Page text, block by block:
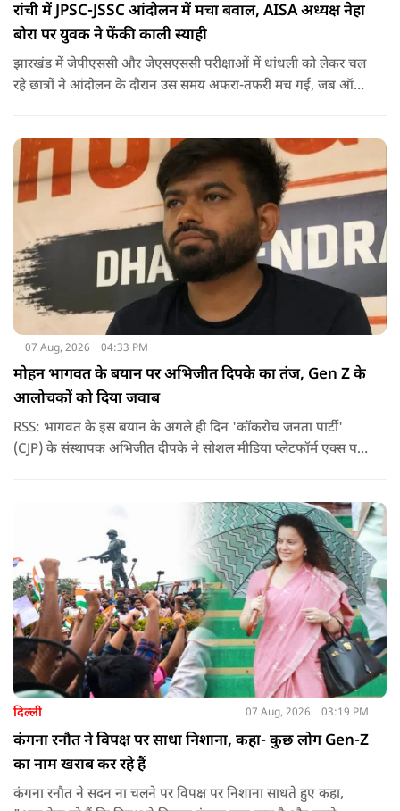
रांची में JPSC-JSSC आंदोलन में मचा बवाल, AISA अध्यक्ष नेहा
बोरा पर युवक ने फेंकी काली स्याही
झारखंड में जेपीएससी और जेएसएससी परीक्षाओं में धांधली को लेकर चल
रहे छात्रों ने आंदोलन के दौरान उस समय अफरा-तफरी मच गई, जब ऑल
07 Aug, 2026 04:33 PM
मोहन भागवत के बयान पर अभिजीत दिपके का तंज, Gen Z के
आलोचकों को दिया जवाब
RSS: भागवत के इस बयान के अगले ही दिन 'कॉकरोच जनता पार्टी'
(CJP) के संस्थापक अभिजीत दीपके ने सोशल मीडिया प्लेटफॉर्म एक्स पर
दिल्ली 07 Aug, 2026 03:19 PM
कंगना रनौत ने विपक्ष पर साधा निशाना, कहा- कुछ लोग Gen-Z
का नाम खराब कर रहे हैं
कंगना रनौत ने सदन ना चलने पर विपक्ष पर निशाना साधते हुए कहा,